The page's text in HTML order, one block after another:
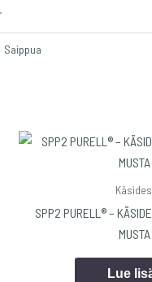
Saippua
SPP2 PURELL® –
MUSTA
Lue